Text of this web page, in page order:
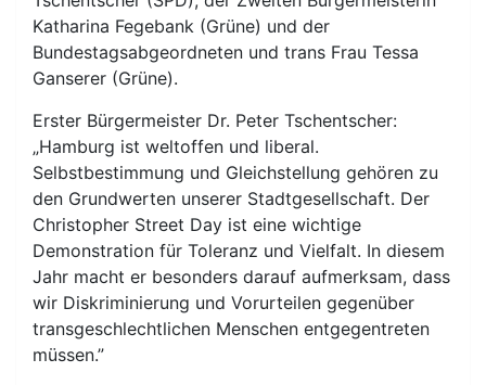
Katharina Fegebank (Grüne) und der
Bundestagsabgeordneten und trans Frau Tessa
Ganserer (Grüne).
Erster Bürgermeister Dr. Peter Tschentscher:
„Hamburg ist weltoffen und liberal.
Selbstbestimmung und Gleichstellung gehören zu
den Grundwerten unserer Stadtgesellschaft. Der
Christopher Street Day ist eine wichtige
Demonstration für Toleranz und Vielfalt. In diesem
Jahr macht er besonders darauf aufmerksam, dass
wir Diskriminierung und Vorurteilen gegenüber
transgeschlechtlichen Menschen entgegentreten
müssen.”